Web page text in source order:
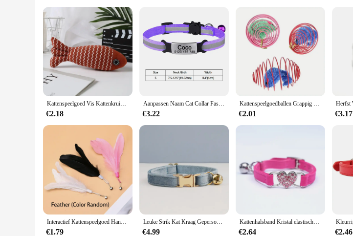
Kattenspeelgoed Vis Kattenkruid Speelgoed Interactief kattenspeeltje Kat kauwspeeltje Kattenkussen Speelgoed Kitten Oefening Kicker Speelgoed voor binnenkatten Kitty Kit
€2.18
Aanpassen Naam Cat Collar Fast Breaway Nylon Gepersonaliseerde Id Met Bell Pet Producten Kleine Verstelbare Unisex Kitten Benodigdheden
€3.22
Kattenspeelgoedballen Grappig Rekbaar Kitten Veren Speelgoed Interactieve Gekooide Ratten Rollende Kattenballen Willekeurige Kleur Kattenaccessoires Huisdier
€2.01 €3.17
Interactief Kattenspeelgoed Handgratis Kattenstick Spelende Kitten Speeltje Teaser Toverstaf Speelgoed Zuignap Vogel/Veren Kat Toverstaf Dierbenodigdheden
€1.79
Leuke Strik Kat Kraag Gepersonaliseerde Kat Halsband Met Bel Graveren Id Tag Naambord Kitten Kragen Ketting
€4.99
Kattenhalsband Kristal elastische halsband Fluwelen bel Hartvormige halsband Huisdierketting Zachte bel Stretch huisdier Kittenhalsbanden Verstelbaar
€2.64 €2.46